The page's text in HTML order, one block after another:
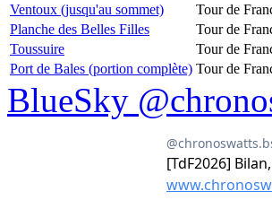
Ventoux (jusqu'au sommet) Tour de
Planche des Belles Filles
Tour de
Toussuire
Tour de
Port de Bales (portion complète) Tour de
BlueSky